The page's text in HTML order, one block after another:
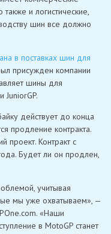
и логистические,
шин все должно
в поставках шин для
присужден компании
шины для
JuniorGP.
действует до конца
продление контракта.
проект. Контракт с
Будет ли он продлен,
учитывая
мы уже охватываем», —
«Наши
в MotoGP станет